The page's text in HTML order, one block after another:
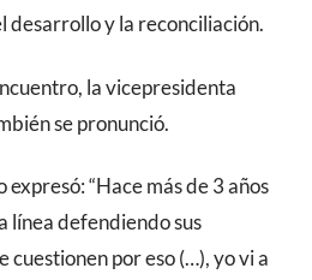
desarrollo y la reconciliación.
la vicepresidenta
se pronunció.
expresó: “Hace más de 3 años
línea defendiendo sus
cuestionen por eso (…), yo vi a